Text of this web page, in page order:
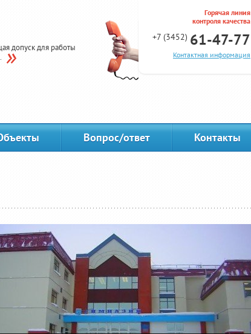
допуск для работы
Горячая линия
контроля качества
+7 (3452) 61-47-77
Контактная информация
Вопрос/ответ Контакты